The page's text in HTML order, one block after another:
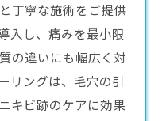
丁寧な施術をご提供
入し、痛みを最小限
の違いにも幅広く対
リングは、毛穴の引
キビ跡のケアに効果